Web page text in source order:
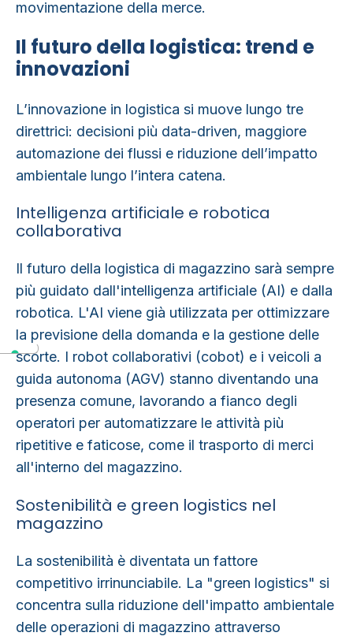
movimentazione della merce.
Il futuro della logistica: trend e
innovazioni
L’innovazione in logistica si muove lungo tre
direttrici: decisioni più data-driven, maggiore
automazione dei flussi e riduzione dell’impatto
ambientale lungo l’intera catena.
Intelligenza artificiale e robotica
collaborativa
Il futuro della logistica di magazzino sarà sempre
più guidato dall'intelligenza artificiale (AI) e dalla
robotica. L'AI viene già utilizzata per ottimizzare
la previsione della domanda e la gestione delle
scorte. I robot collaborativi (cobot) e i veicoli a
guida autonoma (AGV) stanno diventando una
presenza comune, lavorando a fianco degli
operatori per automatizzare le attività più
ripetitive e faticose, come il trasporto di merci
all'interno del magazzino.
Sostenibilità e green logistics nel
magazzino
La sostenibilità è diventata un fattore
competitivo irrinunciabile. La "green logistics" si
concentra sulla riduzione dell'impatto ambientale
delle operazioni di magazzino attraverso